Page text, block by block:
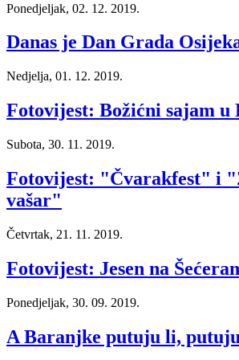
Ponedjeljak, 02. 12. 2019.
Danas je Dan Grada
Nedjelja, 01. 12. 2019.
Fotovijest: Božićni sajam u
Subota, 30. 11. 2019.
Fotovijest: "Čvarakfest" i
vašar"
Četvrtak, 21. 11. 2019.
Fotovijest: Jesen na
Ponedjeljak, 30. 09. 2019.
A Baranjke putuju li,